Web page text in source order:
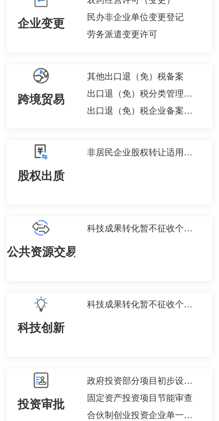
企业变更
民办非企业单位变更登记
劳务派遣变更许可
跨境贸易
其他出口退（免）税备案
出口退（免）税分类管理评定申请
出口退（免）税企业备案信息报告
股权出质
非居民企业股权转让适用特殊性税务处理的备案
公共资源交易
科技成果转化暂不征收个人所得税备案
科技创新
科技成果转化暂不征收个人所得税备案
投资审批
政府投资部分项目初步设计审批
固定资产投资项目节能审查
合伙制创业投资企业单一投资基金核算方式报告